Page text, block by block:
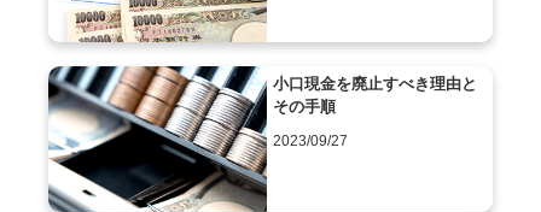
小口現金を廃止すべき理由と
その手順
2023/09/27